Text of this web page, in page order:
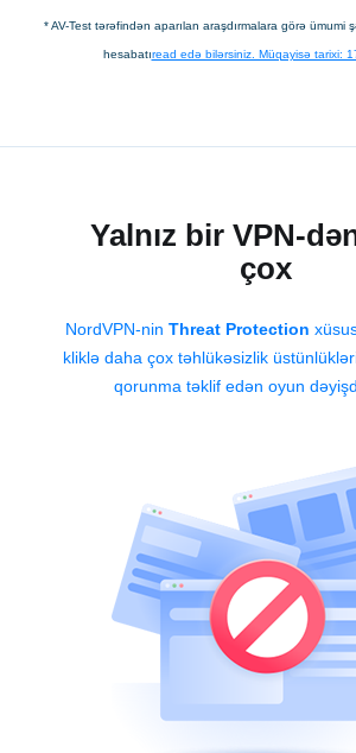
* AV-Test tərəfindən aparılan araşdırmalara görə ümumi
hesabatıread edə bilərsiniz. Müqayisə tarixi:
Yalnız bir VPN-
çox
NordVPN-ninThreat Protection
kliklə daha çox təhlükəsizlik
qorunma təklif edən oyun